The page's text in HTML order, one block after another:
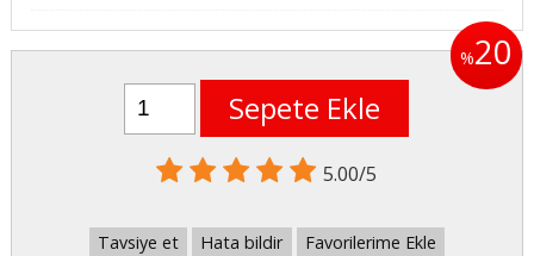
%20
Sepete Ekle
5.00/5
Tavsiye et Hata bildir Favorilerime Ekle